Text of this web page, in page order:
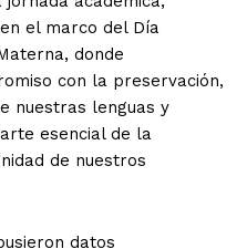
el marco del Día
donde
con la preservación,
nuestras lenguas y
esencial de la
de nuestros
datos